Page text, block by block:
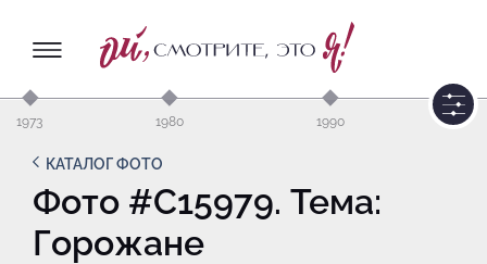
1973 1980 1990
КАТАЛОГ ФОТО
Фото #C15979. Тема:
Горожане